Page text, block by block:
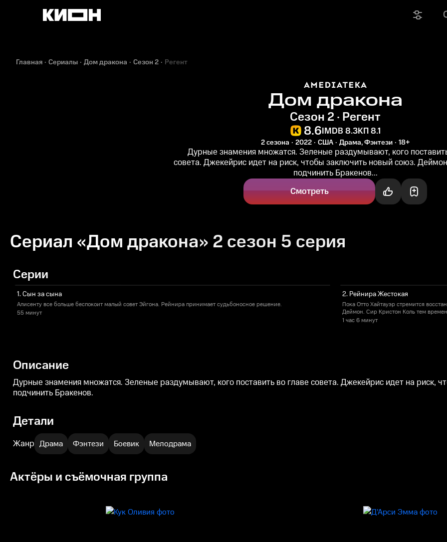
Главная Сериалы Дом дракона Сезон 2 Регент
Дом дракона
Сезон 2 · Регент
8.6IMDB 8.3КП 8.1
2 сезона 2022 США Драма, Фэнтези 18+
Дурные знамения множатся. Зеленые раздумывают, кого
совета. Джекейрис идет на риск, чтобы заключить новый союз.
подчинить Бракенов...
Смотреть
Сериал «Дом дракона» 2 сезон 5 серия
Серии
1. Сын за сына
Алисенту все больше беспокоит малый совет Эйгона. Рейнира принимает судьбоносное решение.
55 минут
2. Рейнира Жестокая
Пока Отто Хайтауэр стремится
Деймон. Сир Кристон Коль тем
1 час6 минут
Описание
Дурные знамения множатся. Зеленые раздумывают, кого поставить во главе совета. Джекейрис идет на риск,
подчинить Бракенов.
Детали
Жанр Драма Фэнтези Боевик Мелодрама
Актёры и съёмочная группа